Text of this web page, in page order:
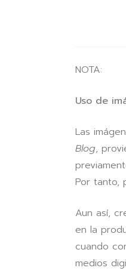
NOTA:
Uso de
Las
Blog,
Por tanto,
Aun así,
en la
cuando
medios